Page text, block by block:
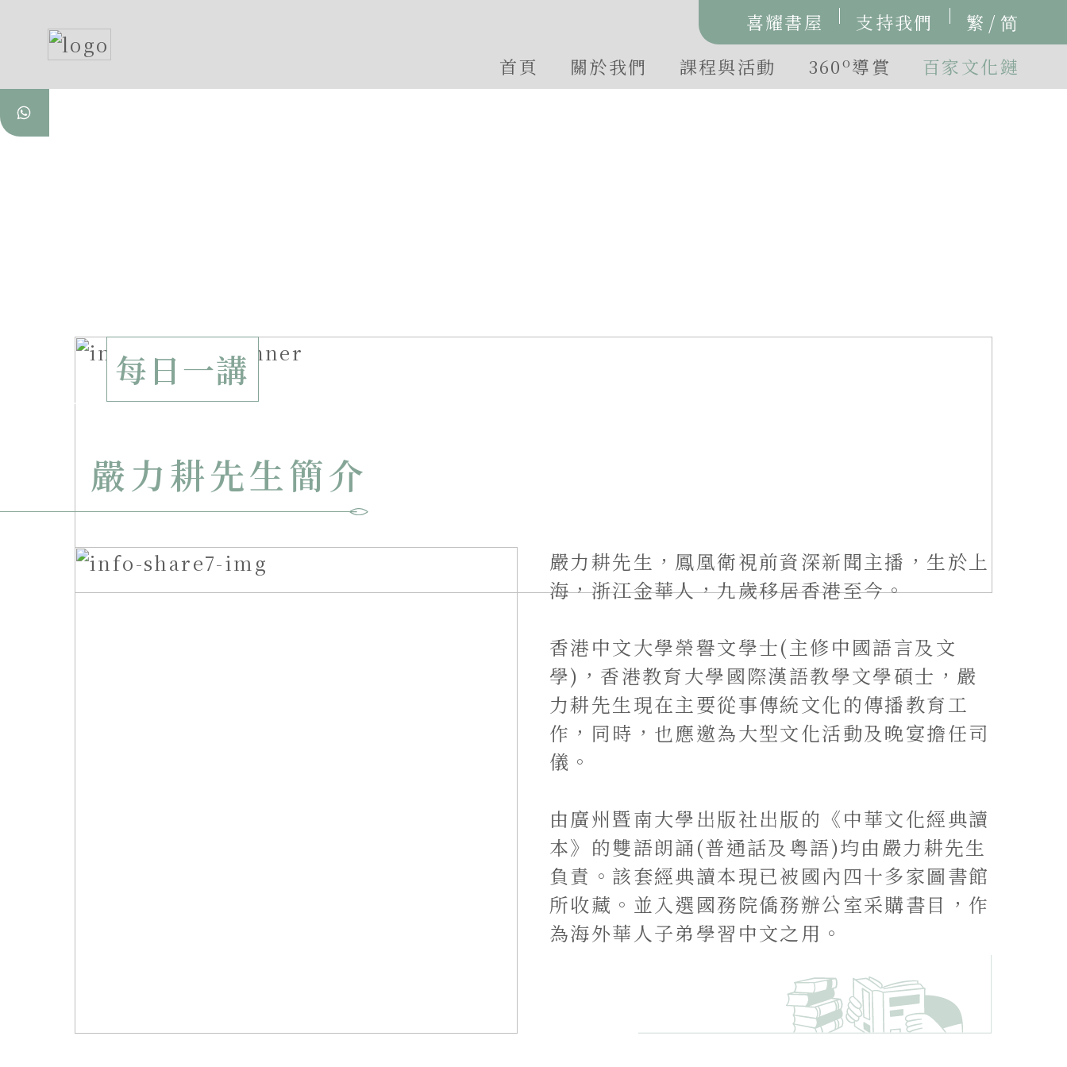
喜耀書屋 支持我們 繁 / 简
首頁
關於我們 課程與活動 360o導賞 百家文化鏈
每日一講
嚴力耕先生簡介
嚴力耕先生，鳳凰衛視前資深新聞主播，生於上
海，浙江金華人，九歲移居香港至今。
香港中文大學榮譽文學士(主修中國語言及文
學)，香港教育大學國際漢語教學文學碩士，嚴
力耕先生現在主要從事傳統文化的傳播教育工
作，同時，也應邀為大型文化活動及晚宴擔任司
儀。
由廣州暨南大學出版社出版的《中華文化經典讀
本》的雙語朗誦(普通話及粵語)均由嚴力耕先生
負責。該套經典讀本現已被國內四十多家圖書館
所收藏。並入選國務院僑務辦公室采購書目，作
為海外華人子弟學習中文之用。